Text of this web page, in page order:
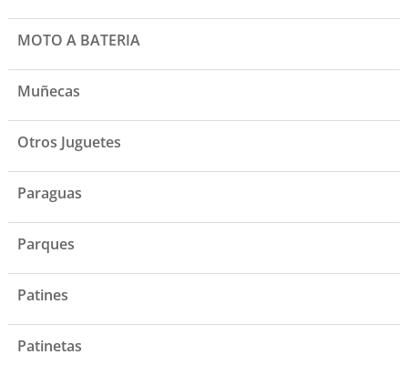
MOTO A BATERIA
Muñecas
Otros Juguetes
Paraguas
Parques
Patines
Patinetas